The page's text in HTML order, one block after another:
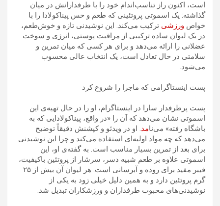
است، اکنون راز تناسب‌اندام خود را با طرفدارانش در میان
گذاشته: یک اسموتی پروتئینی که طعم و حس پیناکولادا را با
خواص ورزشی ترکیب می‌کند. این نوشیدنی تازه‌ و خوش‌طعم،
در یک لیوان ساده ترکیبی از مراقبت پوستی، انرژی و سوخت
عضلانی را ارائه می‌دهد و برای هر کسی که میان تمرین و
سلامتی در حال تعادل است، یک انتخاب عالی محسوب
می‌شود.
پست اینستاگرامی که ماجرا را شروع کرد
پست پرطرفدار سارا در اینستاگرام، او را در حال تهیه‌ی این
اسموتی نشان می‌دهد که آن را «در واقع، پیناکولادایی که به
باشگاه رفته» می‌نامد. او در ویدئو و کپشنش دقیقاً توضیح
می‌دهد که چه مواد اولیه‌ای استفاده می‌کند و چرا این نوشیدنی
برای بعد از تمرین بسیار مناسب است. به گفته‌ی او، این
اسموتی علاوه بر طعم شبیه دسر، سرشار از پروتئین باکیفیت،
فیبر مفید برای روده و آبرسانی است. هر لیوان آن بیش از ۲۵
گرم پروتئین دارد و به همین دلیل خیلی زود به یکی از
نوشیدنی‌های محبوب طرفداران و ورزشکاران تبدیل شد.